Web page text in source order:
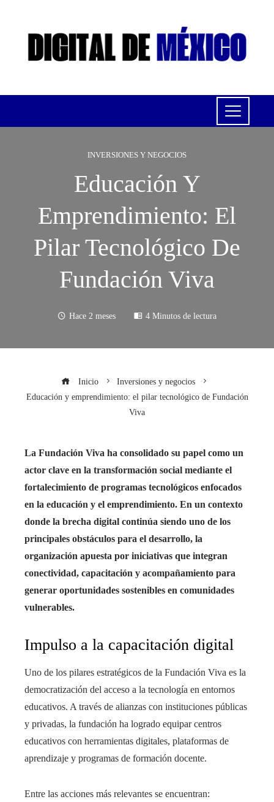
INVERSIONES Y NEGOCIOS
Educación Y
Emprendimiento: El
Pilar Tecnológico De
Fundación Viva
Hace 2 meses 4 Minutos de lectura
Inicio
Inversiones y negocios
Educación y emprendimiento: el pilar tecnológico de Fundación
Viva
La Fundación Viva ha consolidado su papel como un
actor clave en la transformación social mediante el
fortalecimiento de programas tecnológicos enfocados
en la educación y el emprendimiento. En un contexto
donde la brecha digital continúa siendo uno de los
principales obstáculos para el desarrollo, la
organización apuesta por iniciativas que integran
conectividad, capacitación y acompañamiento para
generar oportunidades sostenibles en comunidades
vulnerables.
Impulso a la capacitación digital
Uno de los pilares estratégicos de la Fundación Viva es la
democratización del acceso a la tecnología en entornos
educativos. A través de alianzas con instituciones públicas
y privadas, la fundación ha logrado equipar centros
educativos con herramientas digitales, plataformas de
aprendizaje y programas de formación docente.
Entre las acciones más relevantes se encuentran: